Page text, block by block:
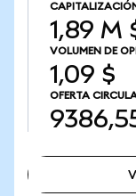
1,89 M
VOLUMEN DE
1,09 $
OFERTA